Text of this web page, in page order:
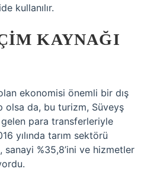
kullanılır.
KAYNAĞI
olan ekonomisi önemli bir dış
olsa da, bu turizm, Süveyş
gelen para transferleriyle
yılında tarım sektörü
sanayi %35,8’ini ve hizmetler